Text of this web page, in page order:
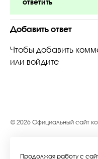
Добавить ответ
Чтобы добавить
или войдите
© 2026 Официальный сайт
Продолжая работу с